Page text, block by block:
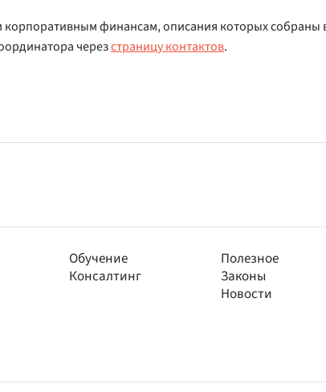
финансам, описания которых собраны
черезстраницу контактов.
Обучение
Консалтинг
Полезное
Законы
Новости